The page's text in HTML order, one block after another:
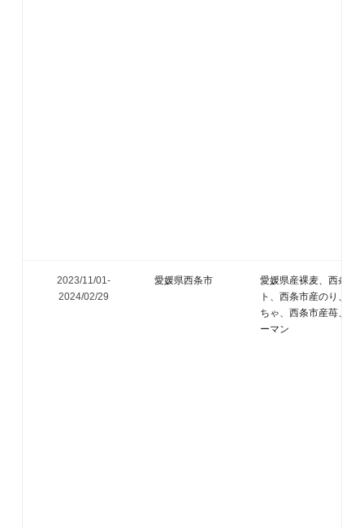
2023/11/01-
2024/02/29
愛媛県西条市
愛媛県産裸麦、西条市
ト、西条市産のり、西
ちゃ、西条市産苺、西
ーマン